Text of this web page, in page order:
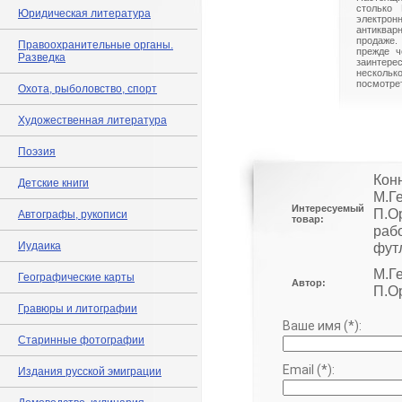
Юридическая литература
Правоохранительные органы.
Разведка
Охота, рыболовство, спорт
Художественная литература
Поэзия
Детские книги
Автографы, рукописи
Иудаика
Географические карты
Гравюры и литографии
Старинные фотографии
Издания русской эмиграции
столько
прежде
Интересуемый
товар:
Автор:
Ваше имя (*):
Email (*):